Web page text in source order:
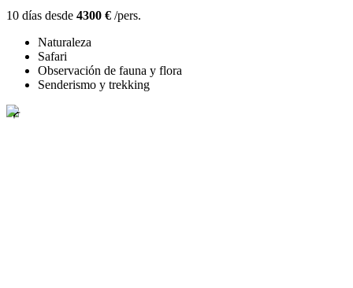
10 días desde 4300 € /pers.
Naturaleza
Safari
Observación de fauna y flora
Senderismo y trekking